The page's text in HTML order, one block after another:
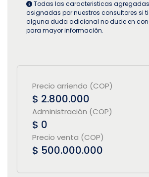
Todas las caracteristicas
asignadas por nuestros consultores si
alguna duda adicional no dude en
para mayor información.
Precio arriendo (COP)
$ 2.800.000
Administración (COP)
$ 0
Precio venta (COP)
$ 500.000.000